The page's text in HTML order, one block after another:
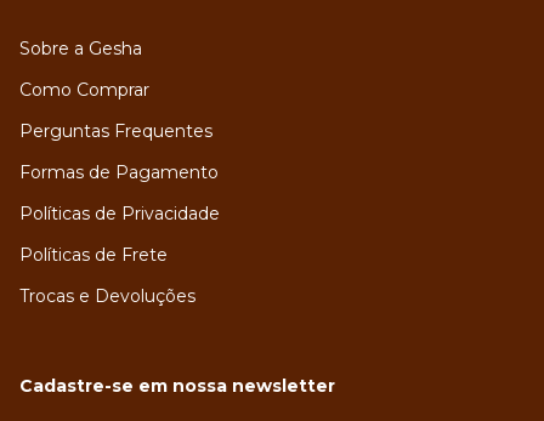
Sobre a Gesha
Como Comprar
Perguntas Frequentes
Formas de Pagamento
Políticas de Privacidade
Políticas de Frete
Trocas e Devoluções
Cadastre-se em nossa newsletter